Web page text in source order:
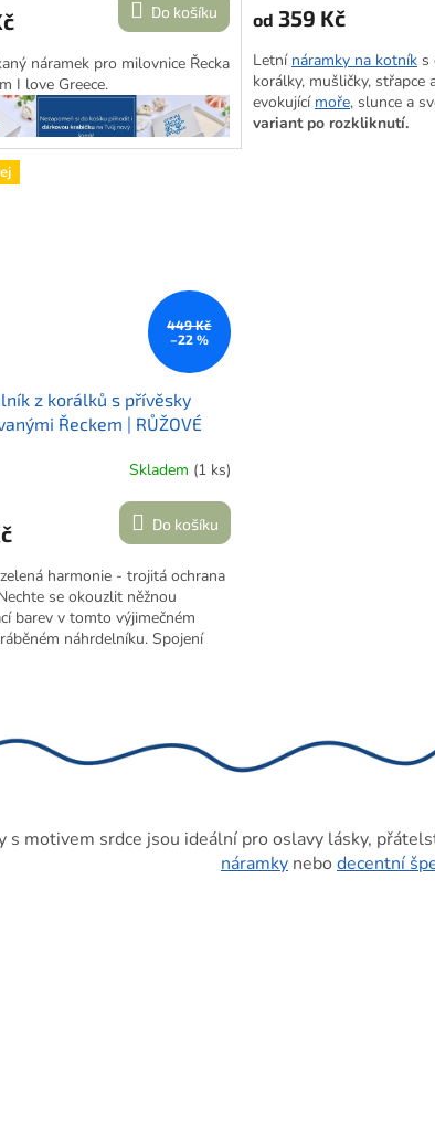
Do košíku
náramek pro milovnice Řecka
I love Greece.
od 359 Kč
Letní náramky na kotníks
korálky, mušličky, střapce
evokující moře, slunce a
variant po rozkliknutí.
449 Kč
–22 %
z korálků s přívěsky
Řeckem | RŮŽOVÉ
Skladem (1 ks)
Do košíku
harmonie - trojitá ochrana
se okouzlit něžnou
barev v tomto výjimečném
náhrdelníku. Spojení
zlatým srdíčkem - vytváří
rovnováhu mezi ochranou a
d
í
p
r
s motivem srdce jsou ideální pro oslavy lásky,
náramky nebo decentní